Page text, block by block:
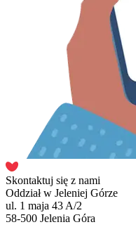
Skontaktuj się z nami
Oddział w Jeleniej Górze
ul. 1 maja 43 A/2
58-500 Jelenia Góra